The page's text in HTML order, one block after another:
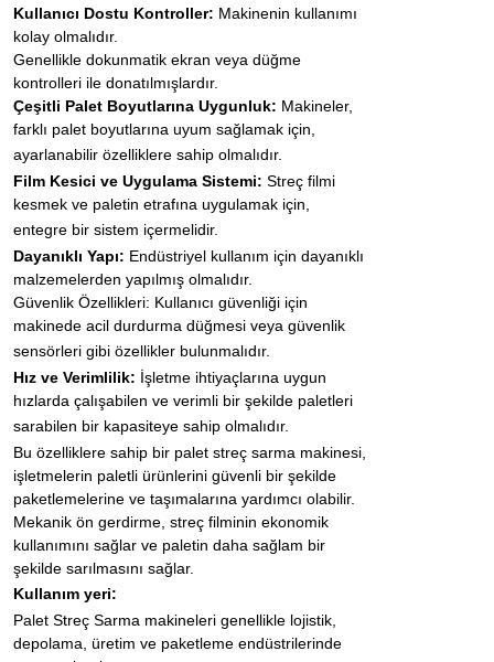
Kullanıcı Dostu Kontroller: Makinenin kullanımı
kolay olmalıdır.
Genellikle dokunmatik ekran veya düğme
kontrolleri ile donatılmışlardır.
Çeşitli Palet Boyutlarına Uygunluk: Makineler,
farklı palet boyutlarına uyum sağlamak için,
ayarlanabilir özelliklere sahip olmalıdır.
Film Kesici ve Uygulama Sistemi: Streç filmi
kesmek ve paletin etrafına uygulamak için,
entegre bir sistem içermelidir.
Dayanıklı Yapı: Endüstriyel kullanım için dayanıklı
malzemelerden yapılmış olmalıdır.
Güvenlik Özellikleri: Kullanıcı güvenliği için
makinede acil durdurma düğmesi veya güvenlik
sensörleri gibi özellikler bulunmalıdır.
Hız ve Verimlilik: İşletme ihtiyaçlarına uygun
hızlarda çalışabilen ve verimli bir şekilde paletleri
sarabilen bir kapasiteye sahip olmalıdır.
Bu özelliklere sahip bir palet streç sarma makinesi,
işletmelerin paletli ürünlerini güvenli bir şekilde
paketlemelerine ve taşımalarına yardımcı olabilir.
Mekanik ön gerdirme, streç filminin ekonomik
kullanımını sağlar ve paletin daha sağlam bir
şekilde sarılmasını sağlar.
Kullanım yeri:
Palet Streç Sarma makineleri genellikle lojistik,
depolama, üretim ve paketleme endüstrilerinde